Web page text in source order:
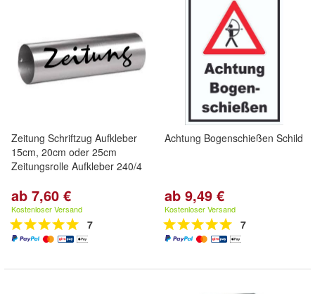
Zeitung Schriftzug Aufkleber
15cm, 20cm oder 25cm
Zeitungsrolle Aufkleber 240/4
ab 7,60 €
Kostenloser Versand
7
Achtung Bogenschießen Schild
ab 9,49 €
Kostenloser Versand
7